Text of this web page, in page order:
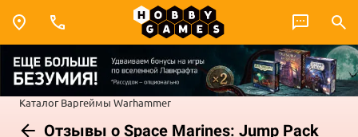
Каталог Варгеймы Warhammer
Отзывы о Space Marines: Jump Pack